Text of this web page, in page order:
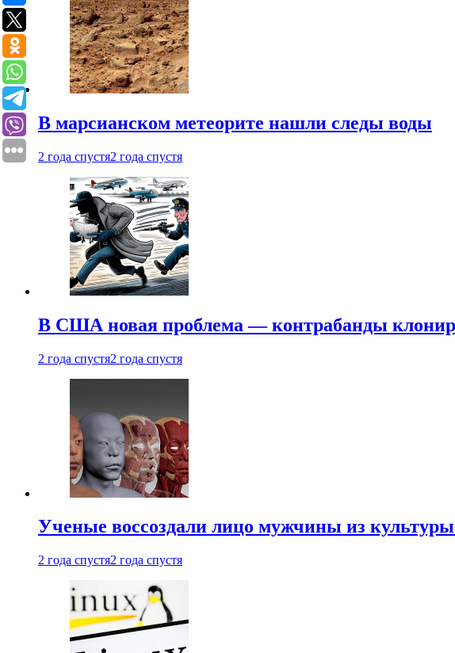
В марсианском метеорите нашли следы воды
2 года спустя2 года спустя
В США новая проблема — контрабанды
2 года спустя2 года спустя
Ученые воссоздали лицо мужчины из
2 года спустя2 года спустя